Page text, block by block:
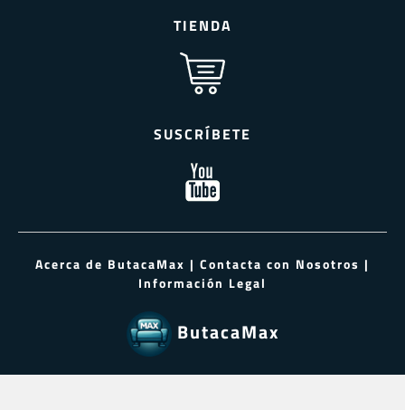
TIENDA
SUSCRÍBETE
Acerca de ButacaMax | Contacta con Nosotros |
Información Legal
ButacaMax